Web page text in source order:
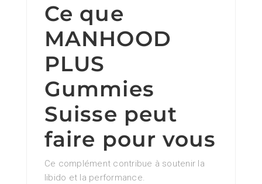
Ce que
MANHOOD
PLUS
Gummies
Suisse peut
faire pour vous
Ce complément contribue à soutenir la
libido et la performance.